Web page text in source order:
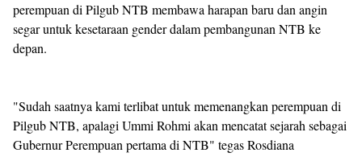
perempuan di Pilgub NTB membawa harapan baru dan angin
segar untuk kesetaraan gender dalam pembangunan NTB ke
depan.
"Sudah saatnya kami terlibat untuk memenangkan perempuan di
Pilgub NTB, apalagi Ummi Rohmi akan mencatat sejarah sebagai
Gubernur Perempuan pertama di NTB" tegas Rosdiana